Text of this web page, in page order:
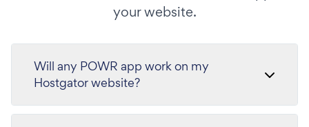
your website.
Will any POWR app work on my
Hostgator website?